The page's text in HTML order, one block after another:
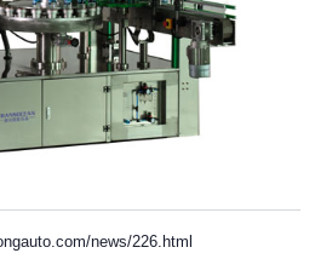
news/226.html